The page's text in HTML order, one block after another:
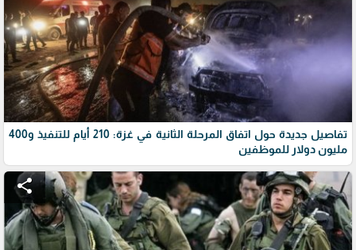
تفاصيل جديدة حول اتفاق المرحلة الثانية في غزة: 210 أيام للتنفيذ و400
مليون دولار للموظفين
share